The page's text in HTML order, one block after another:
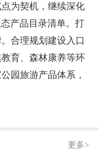
为契机，继续深化
产品目录清单。打
合理规划建设入口
育、森林康养等环
园旅游产品体系，
更多>